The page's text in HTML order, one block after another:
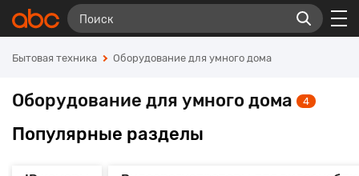
Бытовая техника Оборудование для умного дома
Оборудование для умного дома 4
Популярные разделы